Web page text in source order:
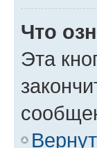
Что
Эта